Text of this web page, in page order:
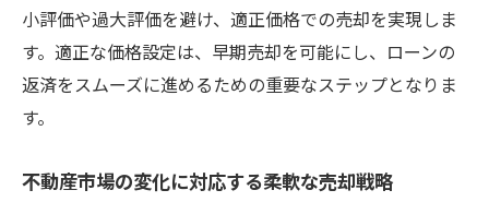
小評価や過大評価を避け、適正価格での売却を実現しま
す。適正な価格設定は、早期売却を可能にし、ローンの
返済をスムーズに進めるための重要なステップとなりま
す。
不動産市場の変化に対応する柔軟な売却戦略